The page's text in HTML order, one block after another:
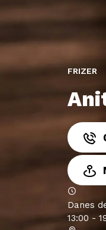
FRIZER
Danes
13:00 -